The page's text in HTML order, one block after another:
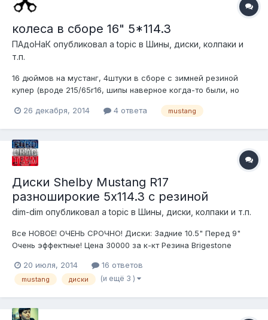
колеса в сборе 16" 5*114.3
ПАдоНаК опубликовал a topic в Шины, диски, колпаки и
т.п.
16 дюймов на мустанг, 4штуки в сборе с зимней резиной
купер (вроде 215/65r16, шипы наверное когда-то были, но
хочу 8000 рублей
26 декабря, 2014 4 ответа mustang
Диски Shelby Mustang R17
разноширокие 5x114.3 с резиной
dim-dim опубликовал a topic в Шины, диски, колпаки и т.п.
​Все НОВОЕ! ОЧЕНЬ СРОЧНО! Диски: Задние 10.5" Перед 9"
Очень эффектные! Цена 30000 за к-кт Резина Brigestone
30000 к-кт Если все вместе 40000 небольшой торг ОЧЕНЬ
СРОЧНО, ЦЕНА ДЕЙСТВИТЕЛЬНА НЕДЕЛЮ!!!!
20 июля, 2014 16 ответов
mustang диски (и ещё 3 )